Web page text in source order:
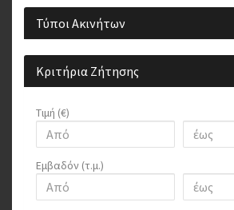
Τύποι Ακινήτων
Κριτήρια Ζήτησης
Τιμή (€)
Εμβαδόν (τ.μ.)